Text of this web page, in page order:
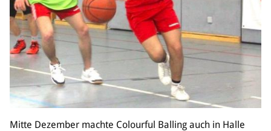
Mitte Dezember machte Colourful Balling auch in Halle